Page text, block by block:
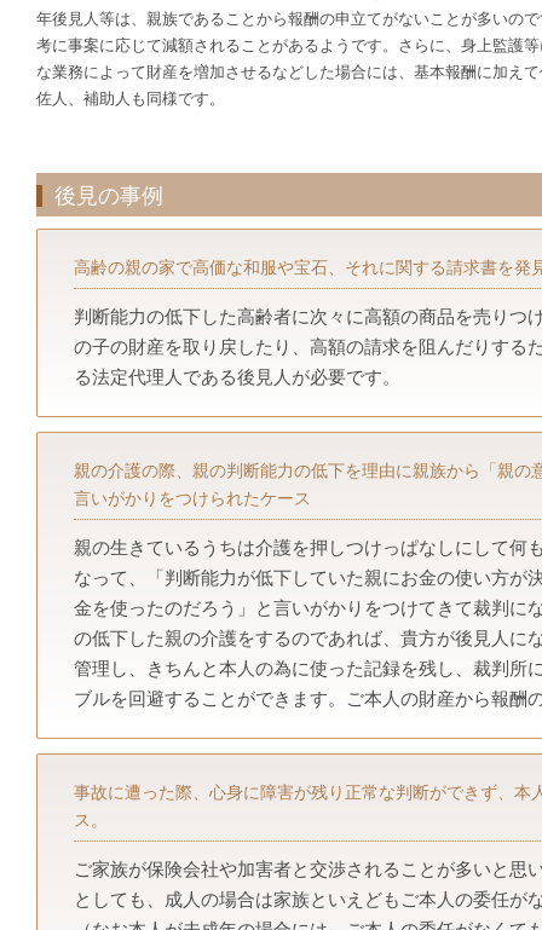
年後見人等は、親族であることから報酬の申立てがないことが多いの
考に事案に応じて減額されることがあるようです。さらに、身上監護
な業務によって財産を増加させるなどした場合には、基本報酬に加え
佐人、補助人も同様です。
後見の事例
高齢の親の家で高価な和服や宝石、それに関する請求書を発
判断能力の低下した高齢者に次々に高額の商品を売りつ
の子の財産を取り戻したり、高額の請求を阻んだりする
る法定代理人である後見人が必要です。
親の介護の際、親の判断能力の低下を理由に親族から「親
言いがかりをつけられたケース
親の生きているうちは介護を押しつけっぱなしにして何
なって、「判断能力が低下していた親にお金の使い方が
金を使ったのだろう」と言いがかりをつけてきて裁判に
の低下した親の介護をするのであれば、貴方が後見人に
管理し、きちんと本人の為に使った記録を残し、裁判所
ブルを回避することができます。ご本人の財産から報酬
事故に遭った際、心身に障害が残り正常な判断ができず、本
ス。
ご家族が保険会社や加害者と交渉されることが多いと思
としても、成人の場合は家族といえどもご本人の委任が